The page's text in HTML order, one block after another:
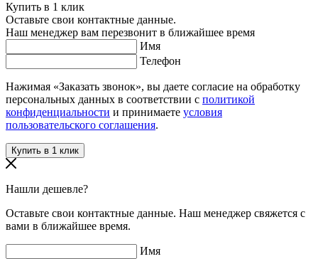
Купить в 1 клик
Оставьте свои контактные данные.
Наш менеджер вам перезвонит в ближайшее время
Имя
Телефон
Нажимая «Заказать звонок», вы даете согласие на обработку
персональных данных в соответствии с политикой
конфиденциальности и принимаете условия
пользовательского соглашения.
Нашли дешевле?
Оставьте свои контактные данные. Наш менеджер свяжется с
вами в ближайшее время.
Имя